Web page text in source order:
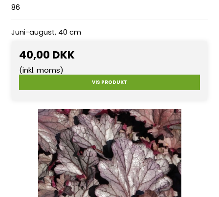
86
Juni-august, 40 cm
40,00 DKK
(inkl. moms)
VIS PRODUKT